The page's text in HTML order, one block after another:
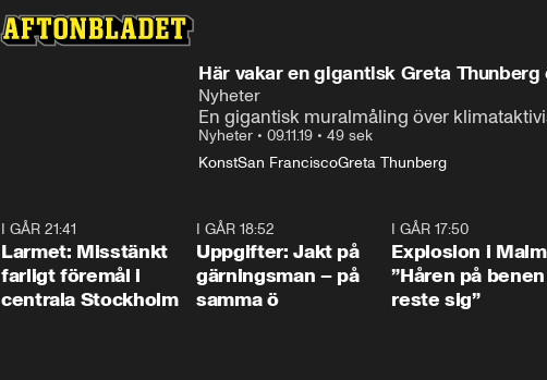
Här vakar en gigantisk Greta Thunberg
Nyheter
En gigantisk muralmåling över
Nyheter • 09.11.19 • 49 sek
KonstSan FranciscoGreta Thunberg
I GÅR 21:41
Larmet: Misstänkt
farligt föremål i
centrala Stockholm
I GÅR 18:52
Uppgifter: Jakt på
gärningsman – på
samma ö
I GÅR 17:50
Explosion i
”Håren på benen
reste sig”